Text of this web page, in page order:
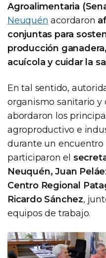
Agroalimentaria
Neuquén acordaron
conjuntas para
producción
acuícola y cuidar la
En tal sentido,
organismo sanitario y
abordaron los
agroproductivo e
durante un encuentro
participaron el
Neuquén, Juan
Centro Regional
Ricardo Sánchez,
equipos de trabajo.